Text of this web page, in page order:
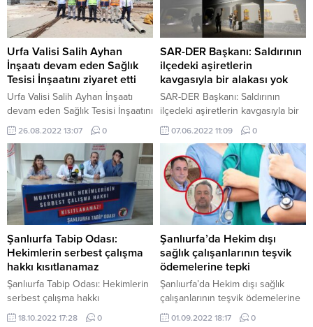
07.00-16.00 olarak belirlendi. Bu
iller şunlardır: Adıyaman Ağrı
Artvin Bingöl Bitlis Diyarbakır
Elazığ...
Urfa Valisi Salih Ayhan
İnşaatı devam eden Sağlık
Tesisi İnşaatını ziyaret etti
Urfa Valisi Salih Ayhan İnşaatı
devam eden Sağlık Tesisi İnşaatını
ziyaret etti
26.08.2022 13:07 0
SAR-DER Başkanı: Saldırının
ilçedeki aşiretlerin
kavgasıyla bir alakası yok
SAR-DER Başkanı: Saldırının
ilçedeki aşiretlerin kavgasıyla bir
alakası yok
07.06.2022 11:09 0
Şanlıurfa Tabip Odası:
Hekimlerin serbest çalışma
hakkı kısıtlanamaz
Şanlıurfa Tabip Odası: Hekimlerin
serbest çalışma hakkı
kısıtlanamaz
18.10.2022 17:28 0
Şanlıurfa’da Hekim dışı
sağlık çalışanlarının teşvik
ödemelerine tepki
Şanlıurfa’da Hekim dışı sağlık
çalışanlarının teşvik ödemelerine
tepki01.09.2022 18:17 0